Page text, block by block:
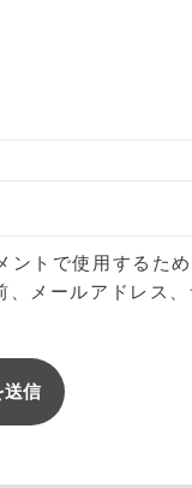
ントで使用するた
、メールアドレス